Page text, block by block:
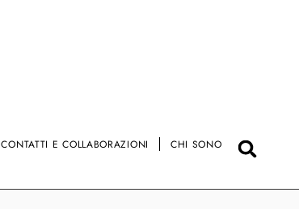
CONTATTI E COLLABORAZIONI CHI SONO